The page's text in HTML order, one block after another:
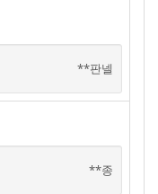
**판넬
**종